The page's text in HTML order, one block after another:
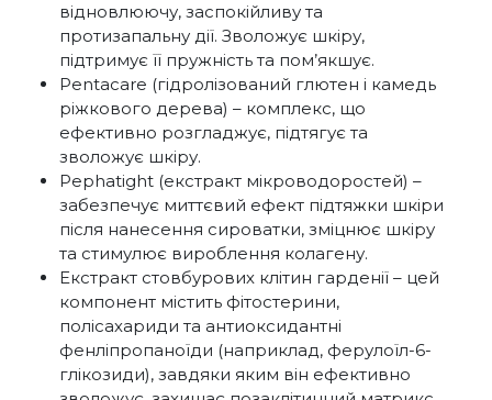
відновлюючу, заспокійливу та
протизапальну дії. Зволожує шкіру,
підтримує її пружність та пом’якшує.
Pentacare (гідролізований глютен і камедь
ріжкового дерева) – комплекс, що
ефективно розгладжує, підтягує та
зволожує шкіру.
Pephatight (екстракт мікроводоростей) –
забезпечує миттєвий ефект підтяжки шкіри
після нанесення сироватки, зміцнює шкіру
та стимулює вироблення колагену.
Екстракт стовбурових клітин гарденії – цей
компонент містить фітостерини,
полісахариди та антиоксидантні
фенліпропаноїди (наприклад, ферулоїл-6-
глікозиди), завдяки яким він ефективно